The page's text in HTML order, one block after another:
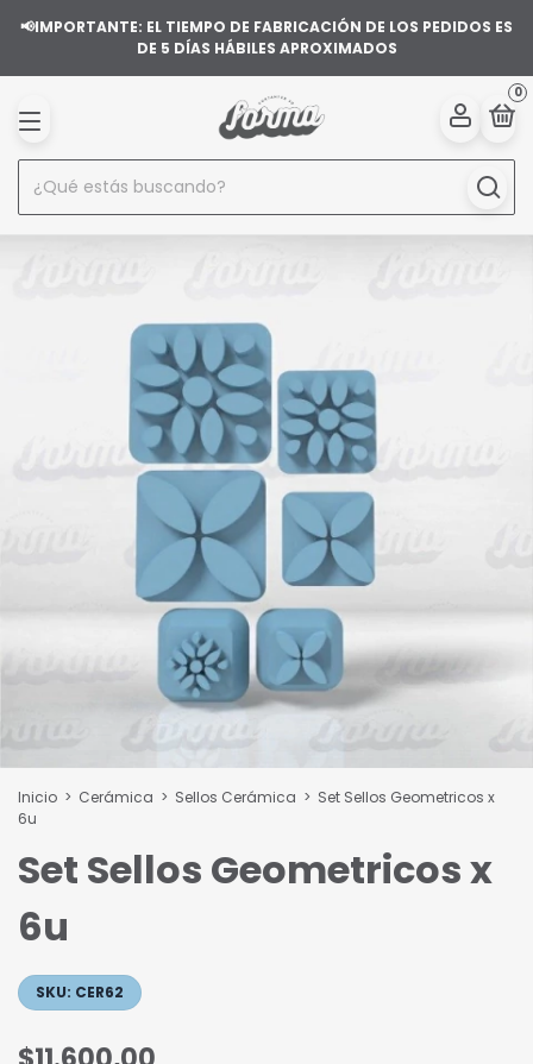
📢IMPORTANTE: EL TIEMPO DE FABRICACIÓN DE LOS PEDIDOS ES
DE 5 DÍAS HÁBILES APROXIMADOS
0
Inicio > Cerámica > Sellos Cerámica > Set Sellos Geometricos x
6u
Set Sellos Geometricos x
6u
SKU: CER62